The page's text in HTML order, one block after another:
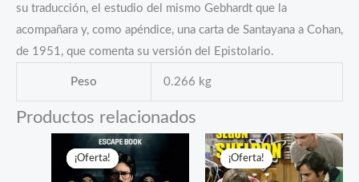
su traducción, el estudio del mismo Gebhardt que la
acompañara y, como apéndice, una carta de Santayana a Cohan,
de 1951, que comenta su versión del Epistolario.
Peso 0.266 kg
Productos relacionados
¡Oferta!
¡Oferta! ¡Oferta!
¡Oferta!